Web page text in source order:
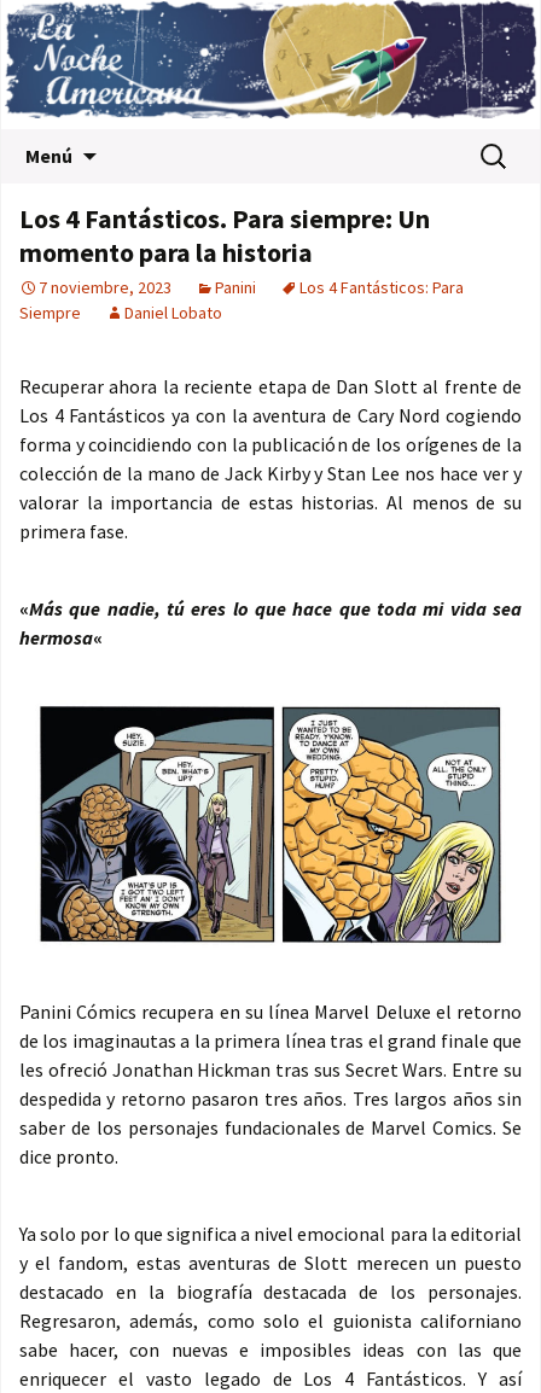
Menú Buscar:
Los 4 Fantásticos. Para siempre: Un
momento para la historia
7 noviembre, 2023 Panini
Los 4 Fantásticos: Para
Siempre
Daniel Lobato
Recuperar ahora la reciente etapa de Dan Slott al frente de
Los 4 Fantásticos ya con la aventura de Cary Nord cogiendo
forma y coincidiendo con la publicación de los orígenes de la
colección de la mano de Jack Kirby y Stan Lee nos hace ver y
valorar la importancia de estas historias. Al menos de su
primera fase.
«Más que nadie, tú eres lo que hace que toda mi vida sea
hermosa«
Panini Cómics recupera en su línea Marvel Deluxe el retorno
de los imaginautas a la primera línea tras el grand finale que
les ofreció Jonathan Hickman tras sus Secret Wars. Entre su
despedida y retorno pasaron tres años. Tres largos años sin
saber de los personajes fundacionales de Marvel Comics. Se
dice pronto.
Ya solo por lo que significa a nivel emocional para la editorial
y el fandom, estas aventuras de Slott merecen un puesto
destacado en la biografía destacada de los personajes.
Regresaron, además, como solo el guionista californiano
sabe hacer, con nuevas e imposibles ideas con las que
enriquecer el vasto legado de Los 4 Fantásticos. Y así